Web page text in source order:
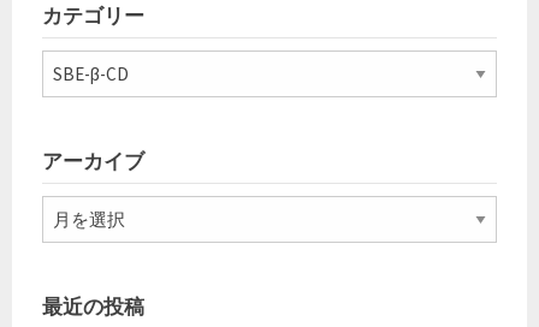
カテゴリー
カ
ー
アーカイブ
ア
ー
ブ
最近の投稿